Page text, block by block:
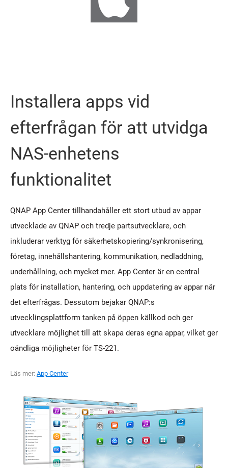
Installera apps vid
efterfrågan för att utvidga
NAS-enhetens
funktionalitet
QNAP App Center tillhandahåller ett stort utbud av appar
utvecklade av QNAP och tredje partsutvecklare, och
inkluderar verktyg för säkerhetskopiering/synkronisering,
företag, innehållshantering, kommunikation, nedladdning,
underhållning, och mycket mer. App Center är en central
plats för installation, hantering, och uppdatering av appar när
det efterfrågas. Dessutom bejakar QNAP:s
utvecklingsplattform tanken på öppen källkod och ger
utvecklare möjlighet till att skapa deras egna appar, vilket ger
oändliga möjligheter för TS-221.
Läs mer: App Center